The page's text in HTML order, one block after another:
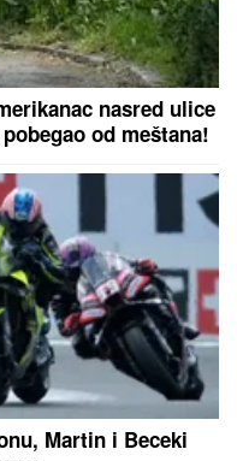
Jarac puca od
Rak uživa u
SATA, SVI SU
Marinković šokirala
Stanije i Takija:
živi u